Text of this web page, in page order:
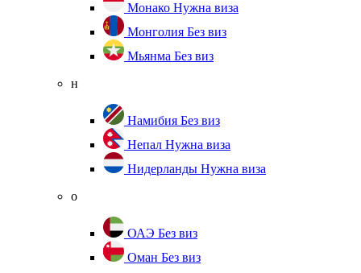
Монако Нужна виза
Монголия Без виз
Мьянма Без виз
н
Намибия Без виз
Непал Нужна виза
Нидерланды Нужна виза
о
ОАЭ Без виз
Оман Без виз